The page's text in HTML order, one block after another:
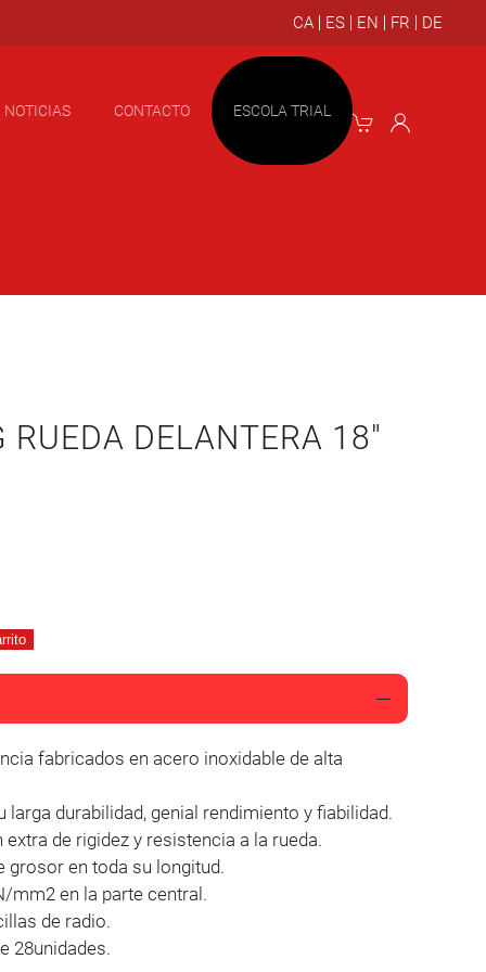
NOTICIAS CONTACTO ESCOLA TRIAL
larga durabilidad, genial rendimiento y fiabilidad.
extra de rigidez y resistencia a la rueda.
grosor en toda su longitud.
mm2 en la parte central.
de radio.
28unidades.